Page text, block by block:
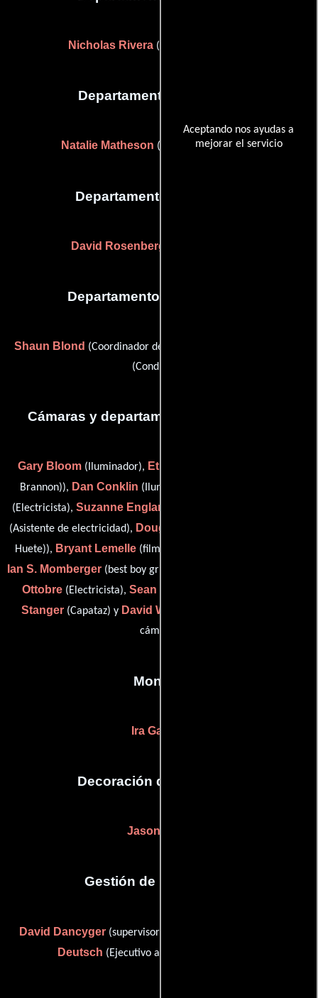
Aceptando nos ayudas a
mejorar el servicio
Nicholas Rivera (Supervisor musical)
Departamento de reparto
Natalie Matheson (Ayudante de casting)
Departamento de editorial
David Rosenberg
Departamento de transporte
Shaun Blond (Coordinador de transporte) y
(Conductor)
Cámaras y departamento de electricidad
Gary Bloom (Iluminador), Ethan Brannon
Brannon)), Dan Conklin (Iluminador),
(Electricista), Suzanne England
(Asistente de electricidad), Doug Huete
Huete)), Bryant Lemelle(film loader (as Bryant K. Lemelle)),
Ian S. Momberger (best boy grip (as Ian Momburger)),
Ottobre (Electricista), Sean Peacock
Stanger (Capataz) y David Weinreb
cámara)
Montaje
Ira Garden
Decoración de escenario
Jason Addy
Gestión de producción
David Dancyger(supervisor de post-producción) y
Deutsch (Ejecutivo a cargo de producción)